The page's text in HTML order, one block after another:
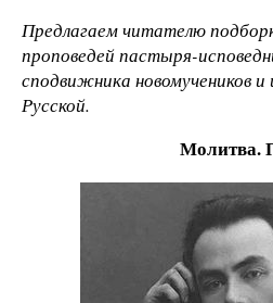
Предлагаем читателю
проповедей пастыря-
сподвижника новомучеников и
Русской.
Молитва.